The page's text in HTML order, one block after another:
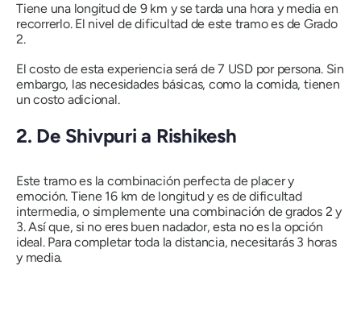
Tiene una longitud de 9 km y se tarda una hora y media en
recorrerlo. El nivel de dificultad de este tramo es de Grado
2.
El costo de esta experiencia será de 7 USD por persona. Sin
embargo, las necesidades básicas, como la comida, tienen
un costo adicional.
2. De Shivpuri a Rishikesh
Este tramo es la combinación perfecta de placer y
emoción. Tiene 16 km de longitud y es de dificultad
intermedia, o simplemente una combinación de grados 2 y
3. Así que, si no eres buen nadador, esta no es la opción
ideal. Para completar toda la distancia, necesitarás 3 horas
y media.